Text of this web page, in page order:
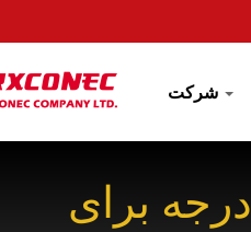
جک کیستون بدون ابزار گیره کابل Cat6A با زاویه ۱۸۰ درجه برای